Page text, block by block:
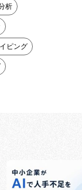
析
ピング